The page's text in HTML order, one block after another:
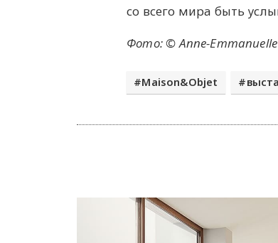
со всего мира быть
Фото: © Anne-
Maison&Objet